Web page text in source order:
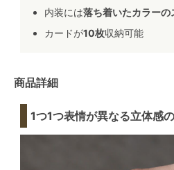
内装には落ち着いたカラーの
カードが10枚収納可能
商品詳細
1つ1つ表情が異なる立体感